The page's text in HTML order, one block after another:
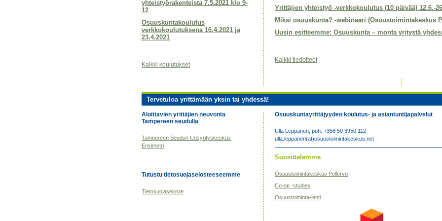
yhteistyörakenteista 7.5.2021 klo 9-
12
Osuuskuntakoulutus
verkkokoulutuksena 16.4.2021 ja
23.4.2021
Kaikki koulutukset
Yrittäjien yhteistyö -verkkokoulutus (10 päivää) 12.6.-
Miksi osuuskunta? -webinaari (Osuustoimintakeskus
Uusin esitteemme: Osuuskunta – monta yritystä
Kaikki tiedotteet
Tervetuloa yrittämään yksin tai yhdessä!
Aloittavien yrittäjien neuvonta
Tampereen seudulla
Tampereen Seudun Uusyrityskeskus
Ensimetri
Tutustu tietosuojaselosteeseemme
Tietosuojaseloste
Osuuskuntayrittäjyyden koulutus- ja asiantuntijapalvelut
Ulla Leppänen, puh. +358 50 3950 112
ulla.leppanen(at)osuustoimintakeskus.net
Suosittelemme
Osuustoimintakeskus Pellervo
Co-op -studies
Osuustoiminta-lehti